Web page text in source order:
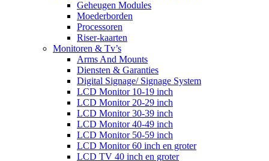
Geheugen Modules
Moederborden
Processoren
Riser-kaarten
Monitoren & Tv’s
Arms And Mounts
Diensten & Garanties
Digital Signage/ Signage System
LCD Monitor 10-19 inch
LCD Monitor 20-29 inch
LCD Monitor 30-39 inch
LCD Monitor 40-49 inch
LCD Monitor 50-59 inch
LCD Monitor 60 inch en groter
LCD TV 40 inch en groter